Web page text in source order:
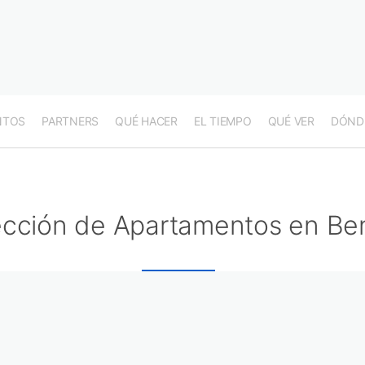
PARTNERS QUÉ HACER EL TIEMPO QUÉ VER
de Apartamentos en